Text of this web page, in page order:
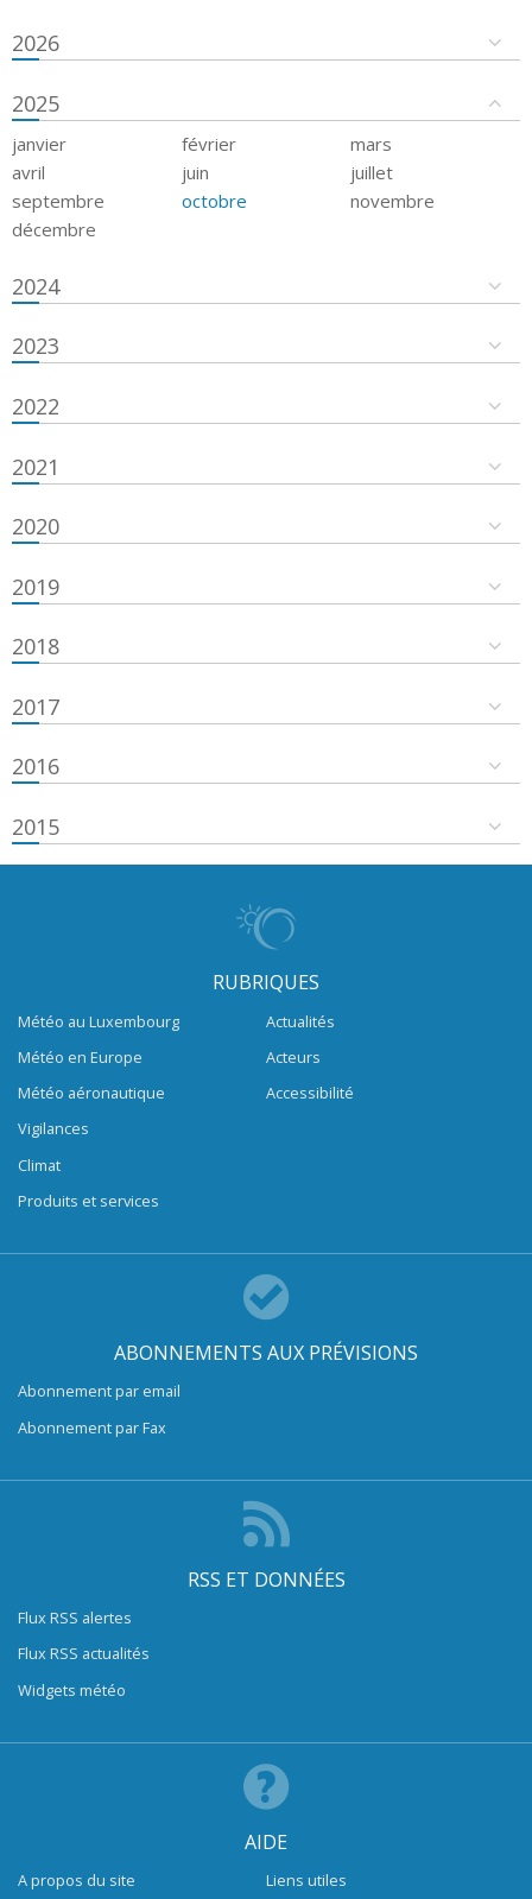
2026
2025
janvier février
mars
avril
juin
juillet
septembre
octobre
novembre
décembre
2024
2023
2022
2021
2020
2019
2018
2017
2016
2015
RUBRIQUES
Météo au Luxembourg
Météo en Europe
Météo aéronautique
Vigilances
Climat
Produits et services
Actualités
Acteurs
Accessibilité
ABONNEMENTS AUX PRÉVISIONS
Abonnement par email
Abonnement par Fax
RSS ET DONNÉES
Flux RSS alertes
Flux RSS actualités
Widgets météo
AIDE
A propos du site Liens utiles